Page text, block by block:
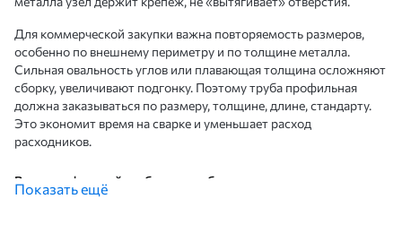
Для коммерческой закупки важна повторяемость размеров,
особенно по внешнему периметру и по толщине металла.
Сильная овальность углов или плавающая толщина осложняют
сборку, увеличивают подгонку. Поэтому труба профильная
должна заказываться по размеру, толщине, длине, стандарту.
Это экономит время на сварке и уменьшает расход
расходников.
Виды профильной трубы и способы производства
Основная часть ассортимента — электросварная труба из
Показать ещё